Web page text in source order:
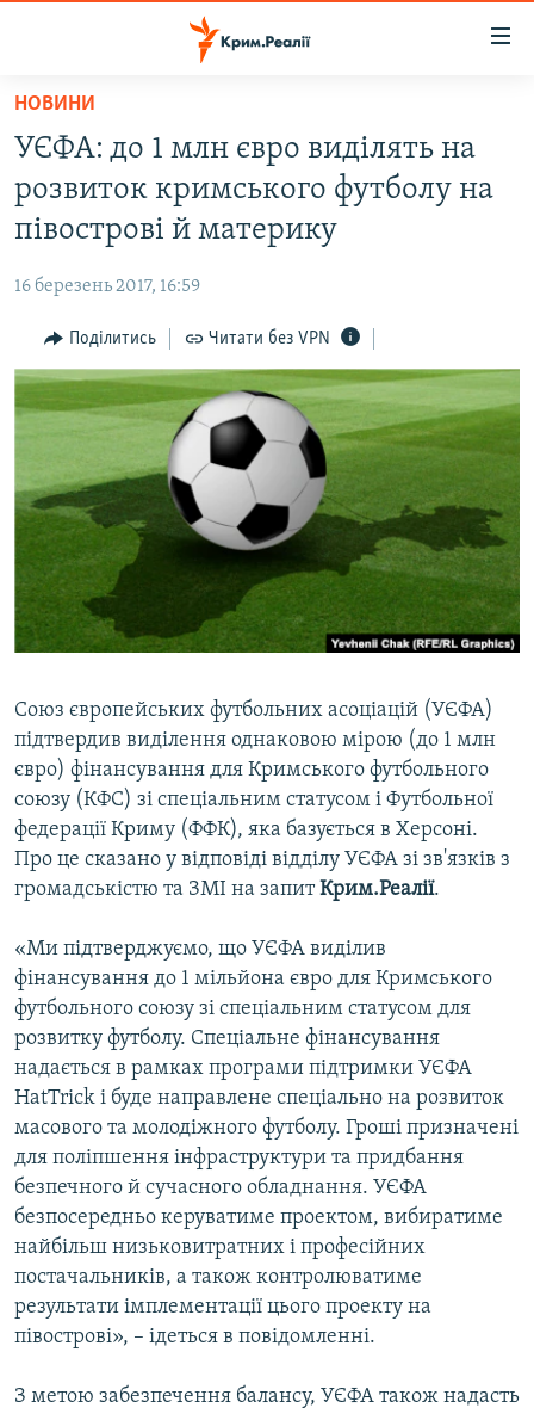
Перейти
основного
матеріалу
Перейти
до
основної
навігації
Перейти
до
пошуку
ВОДА.КРИМ
ВІДЕО ТА ФОТО
БЛОГИ
ПОГЛЯД
ІНТЕРВ'Ю
ВСЕ ЗА ДЕНЬ
СПЕЦПРОЕКТИ
ДЕПОРТАЦІЯ
ВІДЕОУРОКИ «ELIFBE»
СВІДЧЕННЯ ОКУПАЦІЇ
УКРАЇНСЬКА ПРОБЛЕМА КРИМУ
ЯК ОБІЙТИ БЛОКУВАННЯ
Русский
Qırımtatar
Усі сайти RFE/RL
НОВИНИ
УЄФА: до 1 млн євро виділять на
розвиток кримського футболу на
півострові й материку
16 березень 2017, 16:59
Поділитись Читати без VPN
Союз європейських футбольних асоціацій (УЄФА)
підтвердив виділення однаковою мірою (до 1 млн
євро) фінансування для Кримського футбольного
союзу (КФС) зі спеціальним статусом і Футбольної
федерації Криму (ФФК), яка базується в Херсоні.
Про це сказано у відповіді відділу УЄФА зі зв'язків з
громадськістю та ЗМІ на запитКрим.Реалії.
«Ми підтверджуємо, що УЄФА виділив
фінансування до 1 мільйона євро для Кримського
футбольного союзу зі спеціальним статусом для
розвитку футболу. Спеціальне фінансування
надається в рамках програми підтримки УЄФА
HatTrick і буде направлене спеціально на розвиток
масового та молодіжного футболу. Гроші призначені
для поліпшення інфраструктури та придбання
безпечного й сучасного обладнання. УЄФА
безпосередньо керуватиме проектом, вибиратиме
найбільш низьковитратних і професійних
постачальників, а також контролюватиме
результати імплементації цього проекту на
півострові», – ідеться в повідомленні.
З метою забезпечення балансу, УЄФА також надасть